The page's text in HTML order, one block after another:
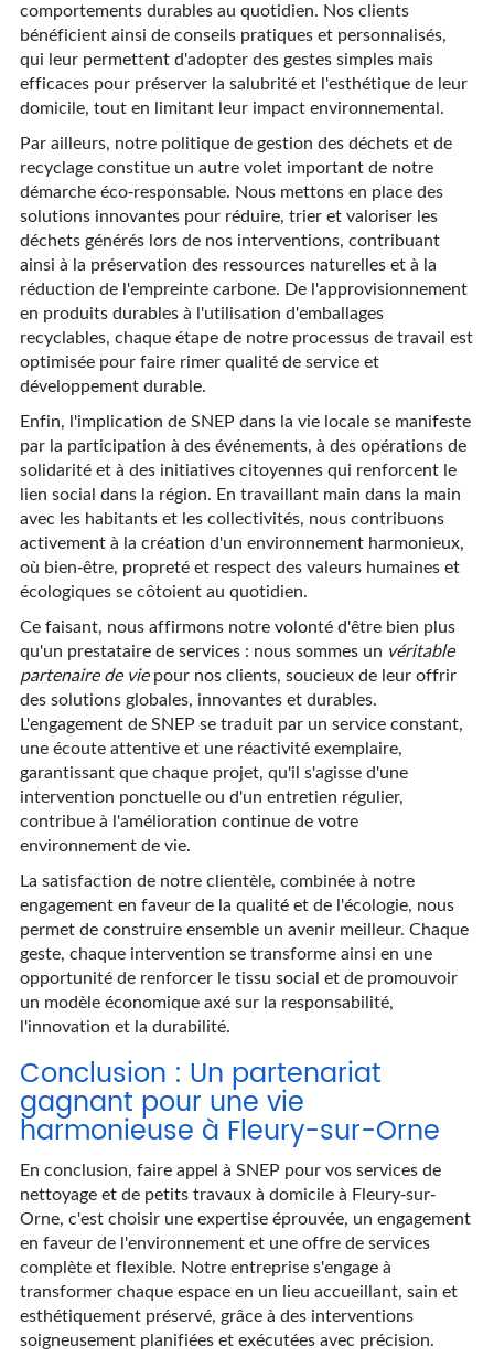
comportements durables au quotidien. Nos clients
bénéficient ainsi de conseils pratiques et personnalisés,
qui leur permettent d'adopter des gestes simples mais
efficaces pour préserver la salubrité et l'esthétique de leur
domicile, tout en limitant leur impact environnemental.
Par ailleurs, notre politique de gestion des déchets et de
recyclage constitue un autre volet important de notre
démarche éco-responsable. Nous mettons en place des
solutions innovantes pour réduire, trier et valoriser les
déchets générés lors de nos interventions, contribuant
ainsi à la préservation des ressources naturelles et à la
réduction de l'empreinte carbone. De l'approvisionnement
en produits durables à l'utilisation d'emballages
recyclables, chaque étape de notre processus de travail est
optimisée pour faire rimer qualité de service et
développement durable.
Enfin, l'implication de SNEP dans la vie locale se manifeste
par la participation à des événements, à des opérations de
solidarité et à des initiatives citoyennes qui renforcent le
lien social dans la région. En travaillant main dans la main
avec les habitants et les collectivités, nous contribuons
activement à la création d'un environnement harmonieux,
où bien-être, propreté et respect des valeurs humaines et
écologiques se côtoient au quotidien.
Ce faisant, nous affirmons notre volonté d'être bien plus
qu'un prestataire de services : nous sommes un véritable
partenaire de viepour nos clients, soucieux de leur offrir
des solutions globales, innovantes et durables.
L'engagement de SNEP se traduit par un service constant,
une écoute attentive et une réactivité exemplaire,
garantissant que chaque projet, qu'il s'agisse d'une
intervention ponctuelle ou d'un entretien régulier,
contribue à l'amélioration continue de votre
environnement de vie.
La satisfaction de notre clientèle, combinée à notre
engagement en faveur de la qualité et de l'écologie, nous
permet de construire ensemble un avenir meilleur. Chaque
geste, chaque intervention se transforme ainsi en une
opportunité de renforcer le tissu social et de promouvoir
un modèle économique axé sur la responsabilité,
l'innovation et la durabilité.
Conclusion : Un partenariat
gagnant pour une vie
harmonieuse à Fleury-sur-Orne
En conclusion, faire appel à SNEP pour vos services de
nettoyage et de petits travaux à domicile à Fleury-sur-
Orne, c'est choisir une expertise éprouvée, un engagement
en faveur de l'environnement et une offre de services
complète et flexible. Notre entreprise s'engage à
transformer chaque espace en un lieu accueillant, sain et
esthétiquement préservé, grâce à des interventions
soigneusement planifiées et exécutées avec précision.